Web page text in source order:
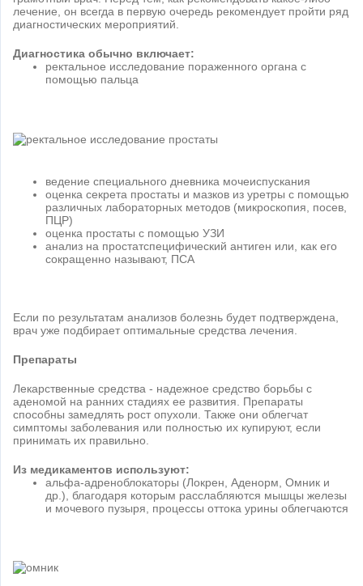
лечение, он всегда в первую очередь рекомендует пройти ряд
диагностических мероприятий.
Диагностика обычно включает:
ректальное исследование пораженного органа с
помощью пальца
ведение специального дневника мочеиспускания
оценка секрета простаты и мазков из уретры с помощью
различных лабораторных методов (микроскопия, посев,
ПЦР)
оценка простаты с помощью УЗИ
анализ на простатспецифический антиген или, как его
сокращенно называют, ПСА
Если по результатам анализов болезнь будет подтверждена,
врач уже подбирает оптимальные средства лечения.
Препараты
Лекарственные средства - надежное средство борьбы с
аденомой на ранних стадиях ее развития. Препараты
способны замедлять рост опухоли. Также они облегчат
симптомы заболевания или полностью их купируют, если
принимать их правильно.
Из медикаментов используют:
альфа-адреноблокаторы (Локрен, Аденорм, Омник и
др.), благодаря которым расслабляются мышцы железы
и мочевого пузыря, процессы оттока урины облегчаются